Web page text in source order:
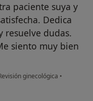
paciente suya y
Dedica
resuelve dudas.
siento muy bien
ginecológica •